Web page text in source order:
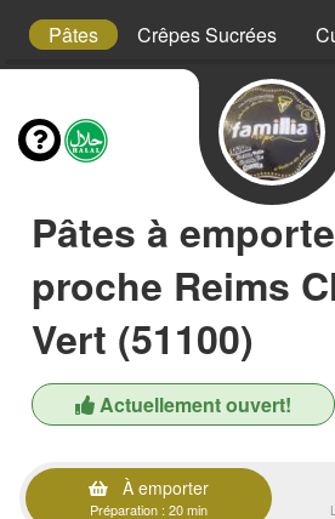
Pâtes Crêpes Sucrées
Pâtes à
proche Reims
Vert (51100)
Actuellement ouvert!
À emporter
Préparation : 20 min